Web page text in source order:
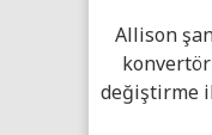
Allison
değiştirme